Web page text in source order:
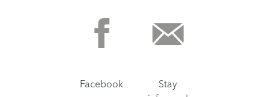
Facebook
Stay